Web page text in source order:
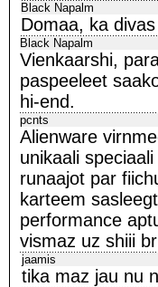
Black Napalm
Domaa, ka
Black Napalm
Vienkaarshi,
paspeeleet
hi-end.
pcnts
Alienware
unikaali
runaajot par
karteem
performance
vismaz uz shiii
jaamis
tika maz jau nu